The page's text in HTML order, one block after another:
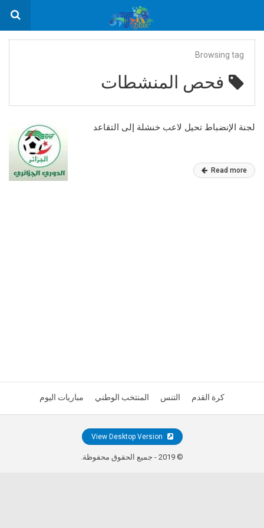
Browsing tag
فحص المنشطات
لجنة الإنضباط تحيل لاعب خنشلة إلى التقاعد
Read more
كرة القدم التنس المنتخب الوطني مباريات اليوم
© 2019 - جميع الحقوق محفوظة.